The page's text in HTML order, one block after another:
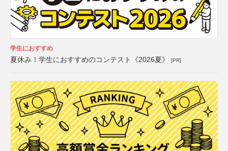
学生におすすめ
夏休み！学生におすすめのコンテスト《2026夏》 [PR]